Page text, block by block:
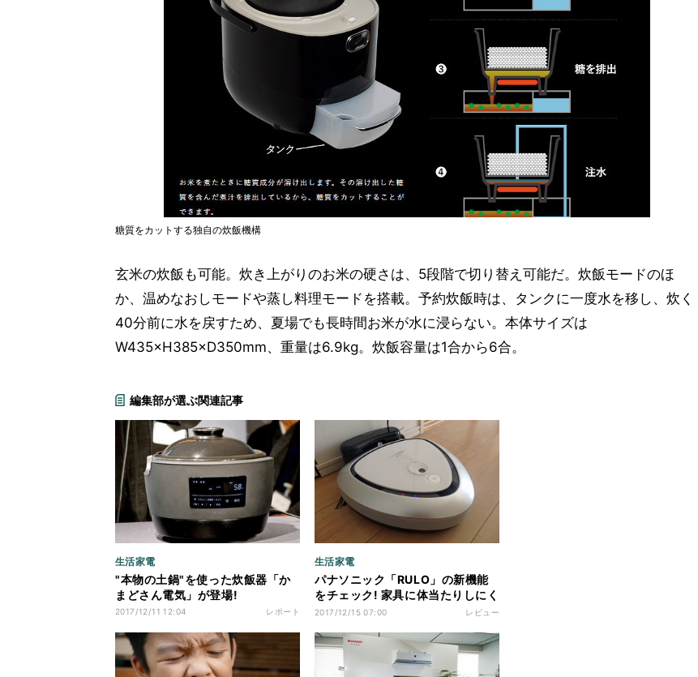
糖質をカットする独自の炊飯機構
玄米の炊飯も可能。炊き上がりのお米の硬さは、5段階で切り替え可能だ。炊飯モードのほ
か、温めなおしモードや蒸し料理モードを搭載。予約炊飯時は、タンクに一度水を移し、炊く
40分前に水を戻すため、夏場でも長時間お米が水に浸らない。本体サイズは
W435×H385×D350mm、重量は6.9kg。炊飯容量は1合から6合。
編集部が選ぶ関連記事
生活家電
"本物の土鍋"を使った炊飯器「か
まどさん電気」が登場!
2017/12/11 12:04 レポート
生活家電
パナソニック「RULO」の新機能
をチェック! 家具に体当たりしにく
いロボット掃除機
2017/12/15 07:00 レビュー